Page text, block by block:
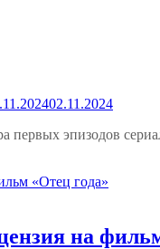
02.11.2024
первых эпизодов
на